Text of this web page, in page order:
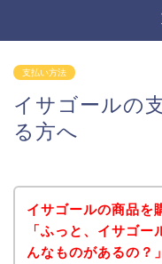
支払い方法
イサゴールの
る方へ
イサゴールの商品を
「ふっと、イサゴ
んなものがあるの？